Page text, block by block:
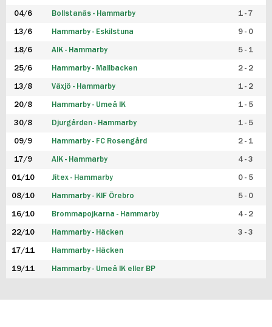
04/6 Bollstanäs - Hammarby 1 - 7
13/6 Hammarby - Eskilstuna 9 - 0
18/6 AIK - Hammarby 5 - 1
25/6 Hammarby - Mallbacken 2 - 2
13/8 Växjö - Hammarby 1 - 2
20/8 Hammarby - Umeå IK 1 - 5
30/8 Djurgården - Hammarby 1 - 5
09/9 Hammarby - FC Rosengård 2 - 1
17/9 AIK - Hammarby 4 - 3
01/10 Jitex - Hammarby 0 - 5
08/10 Hammarby - KIF Örebro 5 - 0
16/10 Brommapojkarna - Hammarby 4 - 2
22/10 Hammarby - Häcken 3 - 3
17/11 Hammarby - Häcken
19/11 Hammarby - Umeå IK eller BP